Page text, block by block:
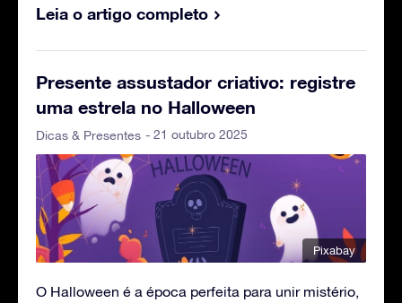
Leia o artigo completo
Presente assustador criativo: registre
uma estrela no Halloween
Dicas & Presentes - 21 outubro 2025
Pixabay
O Halloween é a época perfeita para unir mistério,